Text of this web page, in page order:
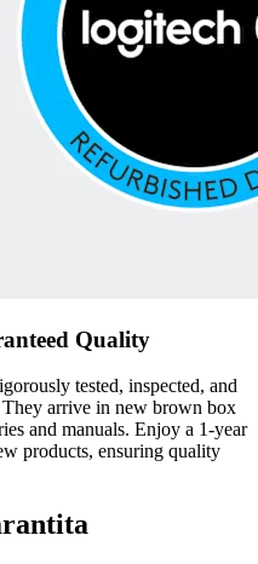
Quality
tested, inspected, and
They arrive in new brown box
and manuals. Enjoy a 1-year
products, ensuring quality